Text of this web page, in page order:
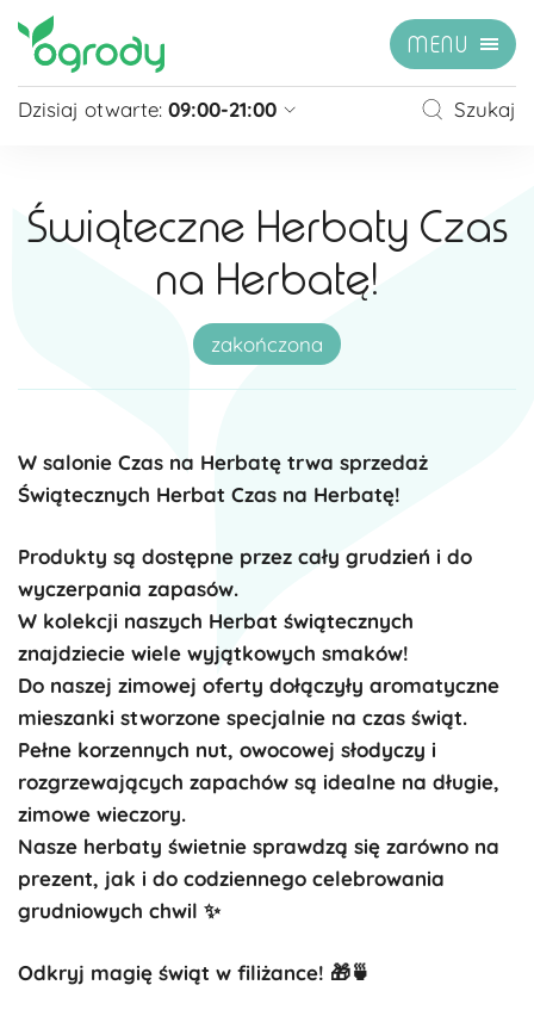
MENU
Dzisiaj otwarte: 09:00-21:00
Niedziela
zamknięte
Niedziela handlowa
10:00 - 20:00
zobacz więcej »
Szukaj
Świąteczne Herbaty Czas
na Herbatę!
zakończona
W salonie Czas na Herbatę trwa sprzedaż
Świątecznych Herbat Czas na Herbatę!
Produkty są dostępne przez cały grudzień i do
wyczerpania zapasów.
W kolekcji naszych Herbat świątecznych
znajdziecie wiele wyjątkowych smaków!
Do naszej zimowej oferty dołączyły aromatyczne
mieszanki stworzone specjalnie na czas świąt.
Pełne korzennych nut, owocowej słodyczy i
rozgrzewających zapachów są idealne na długie,
zimowe wieczory.
Nasze herbaty świetnie sprawdzą się zarówno na
prezent, jak i do codziennego celebrowania
grudniowych chwil ✨
Odkryj magię świąt w filiżance! 🎁🍵